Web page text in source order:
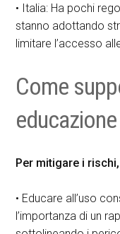
• Italia: Ha pochi
stanno adottando
limitare l’accesso
Come
Per mitigare i
• Educare all’uso
l’importanza di un